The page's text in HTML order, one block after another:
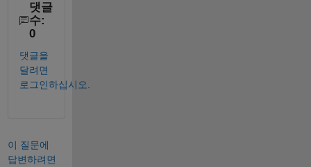
댓글
수:
0
댓글을
달려면
로그인하십시오.
이 질문에
답변하려면